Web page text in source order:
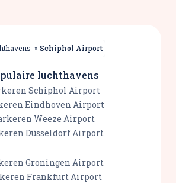
»Schiphol Airport
luchthavens
Schiphol Airport
Eindhoven Airport
Weeze Airport
Düsseldorf Airport
Groningen Airport
Frankfurt Airport